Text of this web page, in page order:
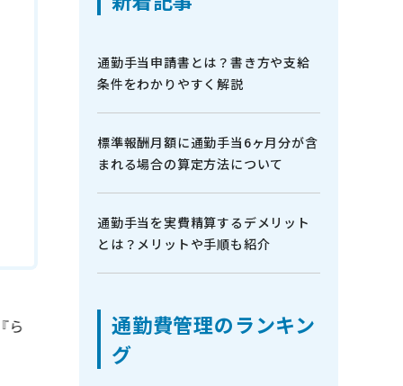
通勤手当申請書とは？書き方や支給
条件をわかりやすく解説
標準報酬月額に通勤手当6ヶ月分が含
まれる場合の算定方法について
通勤手当を実費精算するデメリット
とは？メリットや手順も紹介
通勤費管理のランキン
グ